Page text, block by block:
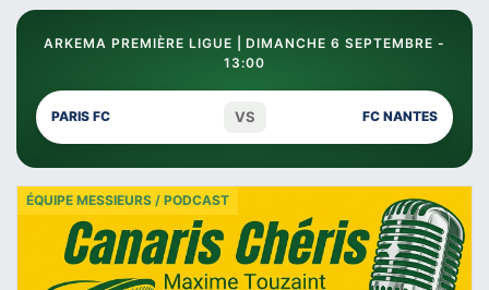
ARKEMA PREMIÈRE LIGUE | DIMANCHE 6 SEPTEMBRE -
13:00
PARIS FC VS FC NANTES
ÉQUIPE MESSIEURS / PODCAST